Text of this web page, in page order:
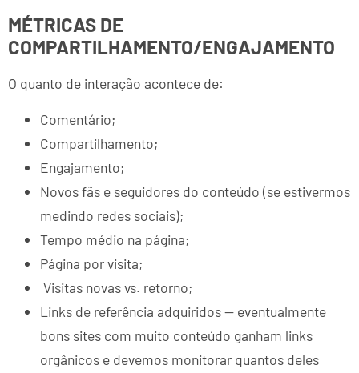
MÉTRICAS DE
COMPARTILHAMENTO/ENGAJAMENTO
O quanto de interação acontece de:
Comentário;
Compartilhamento;
Engajamento;
Novos fãs e seguidores do conteúdo (se estivermos
medindo redes sociais);
Tempo médio na página;
Página por visita;
Visitas novas vs. retorno;
Links de referência adquiridos — eventualmente
bons sites com muito conteúdo ganham links
orgânicos e devemos monitorar quantos deles